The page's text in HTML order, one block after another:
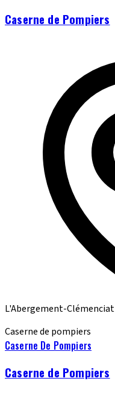
Caserne de Pompiers
L'Abergement-Clémenciat
Caserne de pompiers
Caserne De Pompiers
Caserne de Pompiers